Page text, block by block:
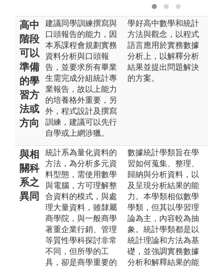
高中
階段
可以
準備
的學
習方
法或
方向
建議同學訓練撰寫與
口頭報告的能力，因
本系課程會規劃實務
資料分析與口頭報
告，並要求所有畢業
生需完成分組統計專
業報告，故以上能力
的培養格外重要，另
外，程式設計及撰寫
訓練，建議可以先行
自學或上網涉獵。
學好高中數學和統計
方法與觀念，以程式
語言應用於實務數據
分析上，以解釋分析
結果並提出問題解決
的方案。
與相
關科
系之
異同
統計系為量化資料的
方法，為分析多元資
料型態，需使用數學
與電腦，方可理解整
合資料的模式，與處
理大量資料，雖隸屬
商學院，與一般商學
著重企業行銷、管理
等質性學科探討非常
不同，但所學的工
具，卻是商學重要的
數據統計學類旨在學
習如何蒐集、整理、
歸納與分析資料，以
及呈現分析結果的能
力。本學類相似數學
學類，但其以學習理
論為主，內容較為抽
象。統計學類都是以
統計理論和方法為基
礎，並強調實務數據
分析和解釋結果的能